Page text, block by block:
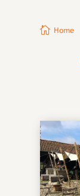
 Home